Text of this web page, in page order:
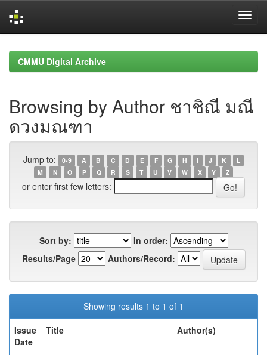
navigationCMMU Digital Archive
Browsing by Author ชาชิณี มณี
ดวงมณฑา
Jump to: 0-9 A B C D E F G H I J K
L
M
N O P Q R S T U V W X Y Z
or enter first few letters:
Sort by:
In order:
Results/Page
Authors/Record:
Showing results 1 to 1 of 1
Issue
Date
Title Author(s)